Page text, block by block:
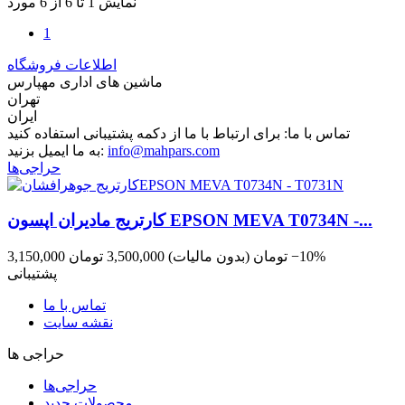
1
اطلاعات فروشگاه
ماشین های اداری مهپارس
تهران
ایران
تماس با ما: برای ارتباط با ما از دکمه پشتیبانی استفاده کنید
به ما ایمیل بزنید: info@mahpars.com
حراجی‌ها
کارتریج مادیران اپسون EPSON MEVA T0734N -...
3,150,000 تومان (بدون مالیات) 3,500,000 تومان
‎−10%
پشتیبانی
تماس با ما
نقشه سایت
حراجی ها
حراجی‌ها